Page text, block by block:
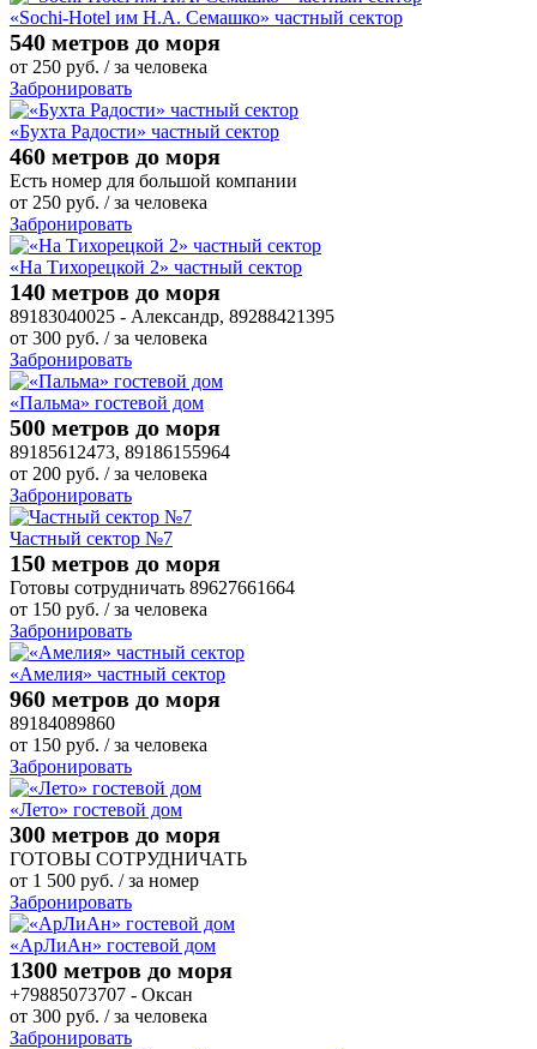
«Sochi-Hotel им Н.А. Семашко» частный сектор
540 метров до моря
от 250 руб. / за человека
Забронировать
«Бухта Радости» частный сектор
460 метров до моря
Есть номер для большой компании
от 250 руб. / за человека
Забронировать
«На Тихорецкой 2» частный сектор
140 метров до моря
89183040025 - Александр, 89288421395
от 300 руб. / за человека
Забронировать
«Пальма» гостевой дом
500 метров до моря
89185612473, 89186155964
от 200 руб. / за человека
Забронировать
Частный сектор №7
150 метров до моря
Готовы сотрудничать 89627661664
от 150 руб. / за человека
Забронировать
«Амелия» частный сектор
960 метров до моря
89184089860
от 150 руб. / за человека
Забронировать
«Лето» гостевой дом
300 метров до моря
ГОТОВЫ СОТРУДНИЧАТЬ
от 1 500 руб. / за номер
Забронировать
«АрЛиАн» гостевой дом
1300 метров до моря
+79885073707 - Оксан
от 300 руб. / за человека
Забронировать